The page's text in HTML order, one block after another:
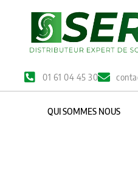
01 61 04 45 30
QUI SOMMES NOUS